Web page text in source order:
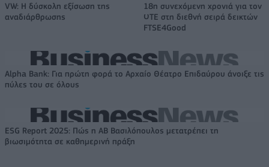
VW: Η δύσκολη εξίσωση της
αναδιάρθρωσης
18η συνεχόμενη χρονιά για τον
ΟΤΕ στη διεθνή σειρά δεικτών
FTSE4Good
Alpha Bank: Για πρώτη φορά το Αρχαίο Θέατρο Επιδαύρου άνοιξε τις
πύλες του σε όλους
ESG Report 2025: Πώς η ΑΒ Βασιλόπουλος μετατρέπει τη
βιωσιμότητα σε καθημερινή πράξη